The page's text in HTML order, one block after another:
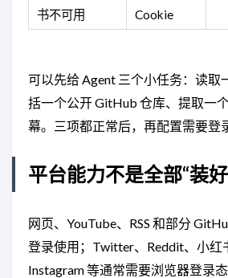
书不可用
Cookie
可以先给 Agent 三个小任务：读取
括一个公开 GitHub 仓库、提取一
幕。三项都正常后，再配置需要登
平台能力不是全部“装
网页、YouTube、RSS 和部分
登录使用；Twitter、Reddit、小红
Instagram 等通常需要浏览器登录